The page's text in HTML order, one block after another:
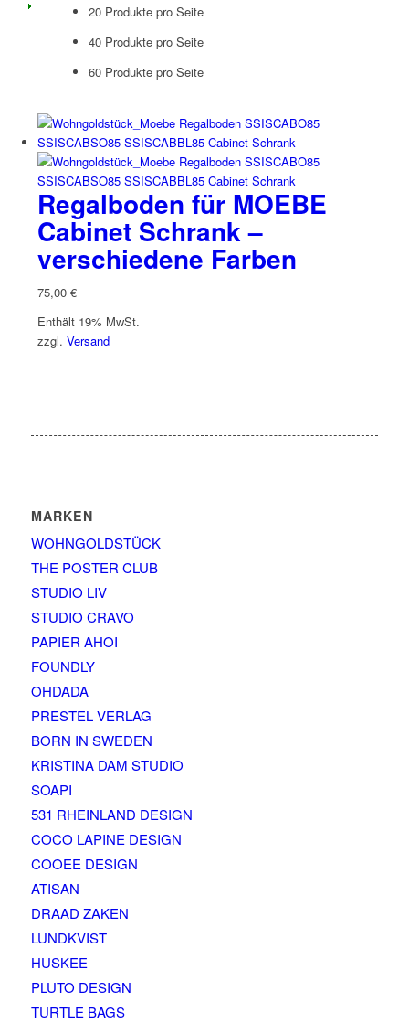
20 Produkte pro Seite
40 Produkte pro Seite
60 Produkte pro Seite
Regalboden für MOEBE
Cabinet Schrank –
verschiedene Farben
75,00 €
Enthält 19% MwSt.
zzgl. Versand
MARKEN
WOHNGOLDSTÜCK
THE POSTER CLUB
STUDIO LIV
STUDIO CRAVO
PAPIER AHOI
FOUNDLY
OHDADA
PRESTEL VERLAG
BORN IN SWEDEN
KRISTINA DAM STUDIO
SOAPI
531 RHEINLAND DESIGN
COCO LAPINE DESIGN
COOEE DESIGN
ATISAN
DRAAD ZAKEN
LUNDKVIST
HUSKEE
PLUTO DESIGN
TURTLE BAGS